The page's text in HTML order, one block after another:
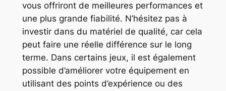
vous offriront de meilleures performances et
une plus grande fiabilité. N’hésitez pas à
investir dans du matériel de qualité, car cela
peut faire une réelle différence sur le long
terme. Dans certains jeux, il est également
possible d’améliorer votre équipement en
utilisant des points d’expérience ou des